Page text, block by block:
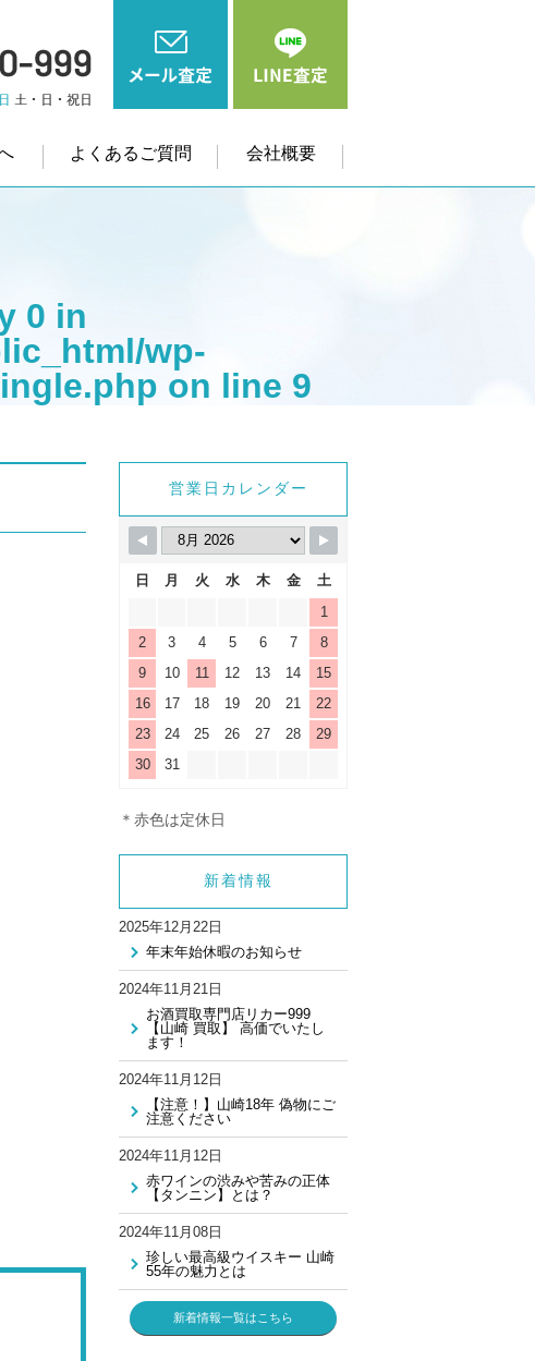
よくあるご質問 会社概要
0 in
wp-
on line 9
on null in
wp-
on line9
営業日カレンダー
日 月 火 水 木 金
土
1
2
3 4 5 6 7
8
9
10 11 12 13 14
15
16
17 18 19 20 21
22
23
24 25 26 27 28
29
30
31
＊赤色は定休日
新着情報
2025年12月22日
年末年始休暇のお知らせ
2024年11月21日
お酒買取専門店リカー999
【山崎 買取】 高価でいたし
ます！
2024年11月12日
【注意！】山崎18年 偽物にご
注意ください
2024年11月12日
赤ワインの渋みや苦みの正体
【タンニン】とは？
2024年11月08日
珍しい最高級ウイスキー 山崎
55年の魅力とは
新着情報一覧はこちら